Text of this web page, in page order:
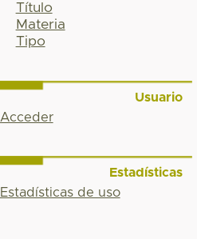
Título
Materia
Tipo
Usuario
Acceder
Estadísticas
Estadísticas de uso